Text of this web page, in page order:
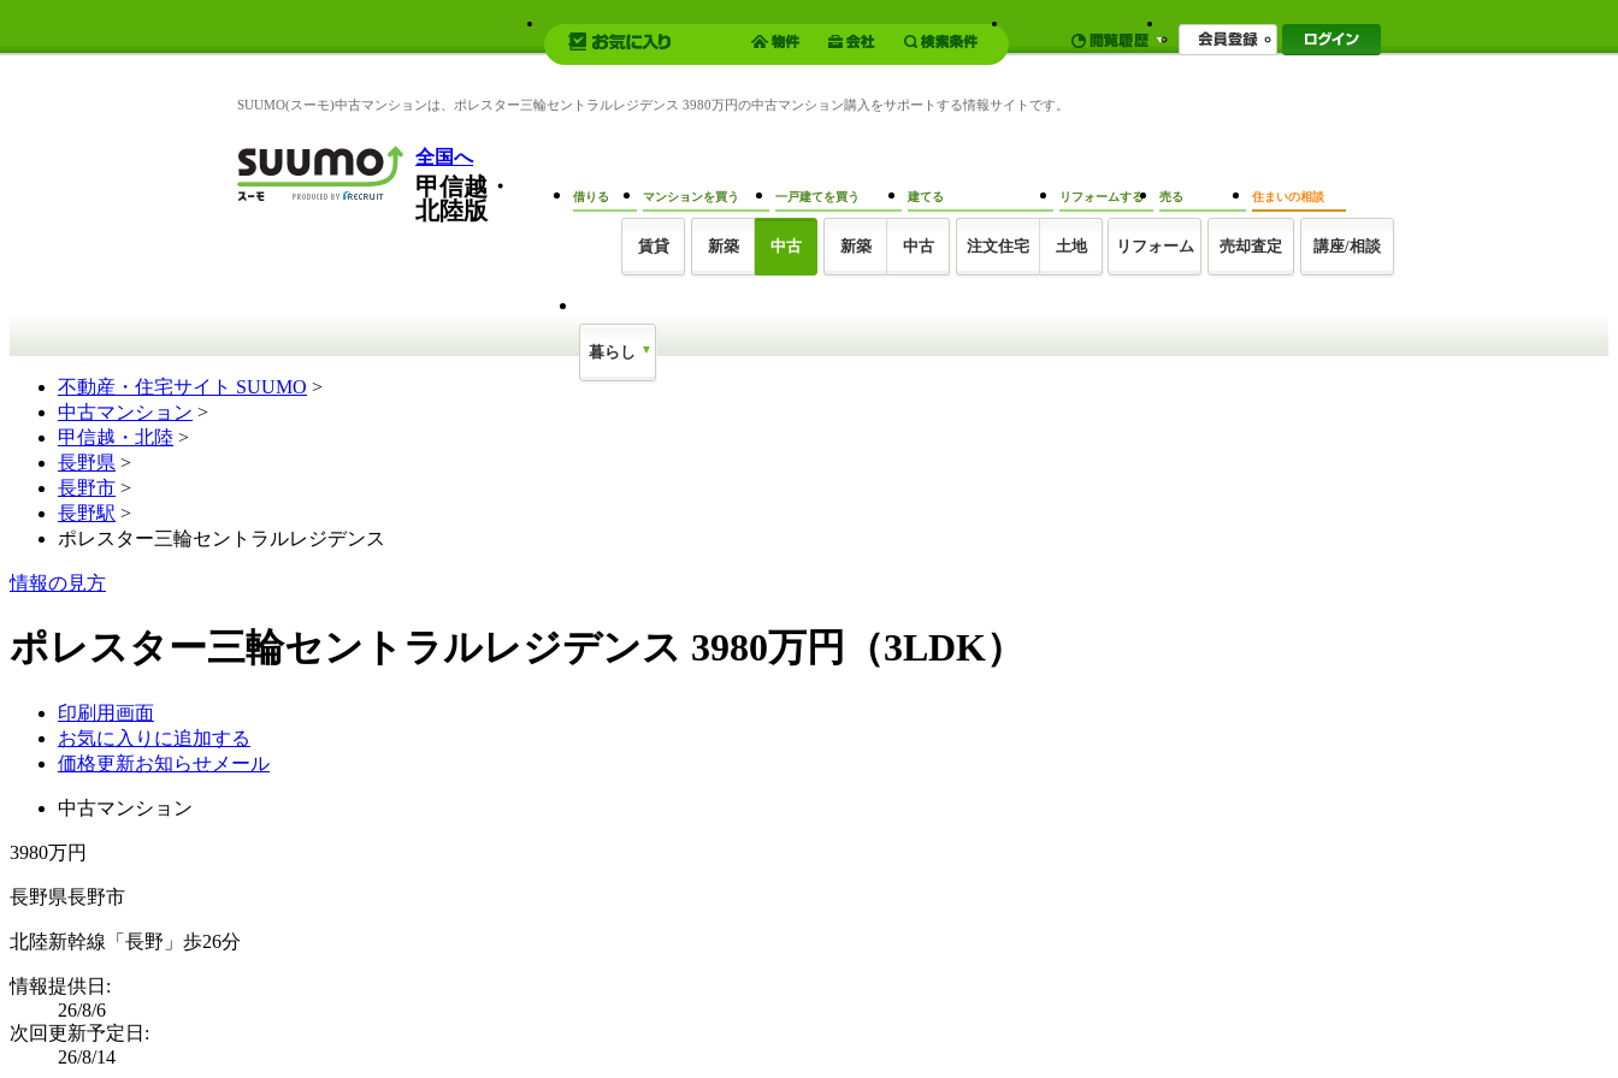
SUUMO(スーモ)中古マンションは、ポレスター三輪セントラルレジデンス 3980万円の中古マンション購入をサポートする情報サイトです。
全国へ
甲信越・
北陸版
借りる
賃貸
マンションを買う
新築 中古
一戸建てを買う
新築 中古
建てる
注文住宅 土地
リフォームする
リフォーム
売る
売却査定
住まいの相談
講座/相談
暮らし
不動産・住宅サイト SUUMO >
中古マンション >
甲信越・北陸 >
長野県 >
長野市 >
長野駅 >
ポレスター三輪セントラルレジデンス
情報の見方
ポレスター三輪セントラルレジデンス 3980万円（3LDK）
印刷用画面
お気に入りに追加する
価格更新お知らせメール
中古マンション
3980万円
長野県長野市
北陸新幹線「長野」歩26分
情報提供日:
26/8/6
次回更新予定日:
26/8/14